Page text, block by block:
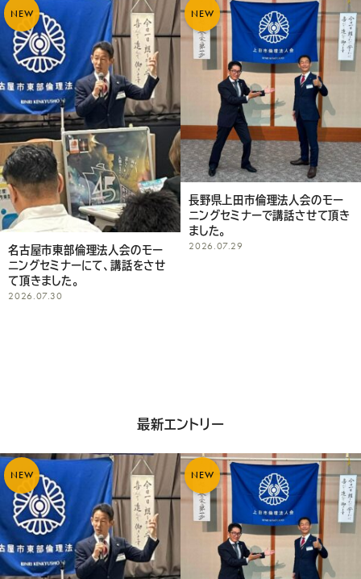
ア
し
て
く
だ
さ
い
名古屋市東部倫理法人会のモー
ニングセミナーにて、講話をさせ
て頂きました。
2026.07.30
NEW
長野県上田市倫理法人会のモー
ニングセミナーで講話させて頂き
ました。
2026.07.29
NEW
最新エントリー
NEW NEW